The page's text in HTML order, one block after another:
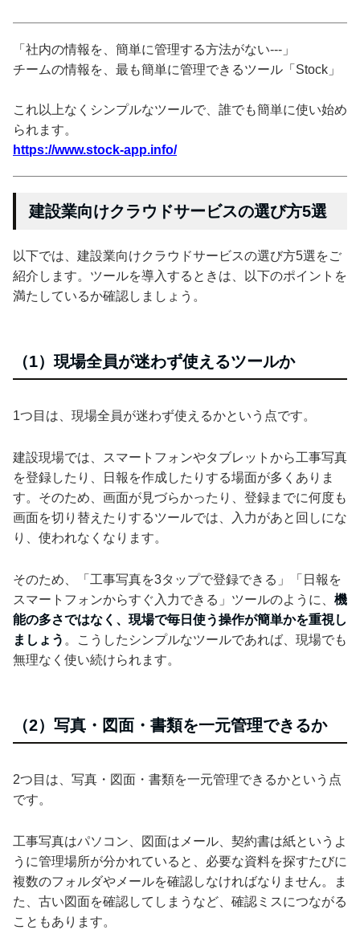
「社内の情報を、簡単に管理する方法がない---」
チームの情報を、最も簡単に管理できるツール「Stock」
これ以上なくシンプルなツールで、誰でも簡単に使い始め
られます。
https://www.stock-app.info/
建設業向けクラウドサービスの選び方5選
以下では、建設業向けクラウドサービスの選び方5選をご
紹介します。ツールを導入するときは、以下のポイントを
満たしているか確認しましょう。
（1）現場全員が迷わず使えるツールか
1つ目は、現場全員が迷わず使えるかという点です。
建設現場では、スマートフォンやタブレットから工事写真
を登録したり、日報を作成したりする場面が多くありま
す。そのため、画面が見づらかったり、登録までに何度も
画面を切り替えたりするツールでは、入力があと回しにな
り、使われなくなります。
そのため、「工事写真を3タップで登録できる」「日報を
スマートフォンからすぐ入力できる」ツールのように、 機
能の多さではなく、現場で毎日使う操作が簡単かを重視し
ましょう 。こうしたシンプルなツールであれば、現場でも
無理なく使い続けられます。
（2）写真・図面・書類を一元管理できるか
2つ目は、写真・図面・書類を一元管理できるかという点
です。
工事写真はパソコン、図面はメール、契約書は紙というよ
うに管理場所が分かれていると、必要な資料を探すたびに
複数のフォルダやメールを確認しなければなりません。ま
た、古い図面を確認してしまうなど、確認ミスにつながる
こともあります。